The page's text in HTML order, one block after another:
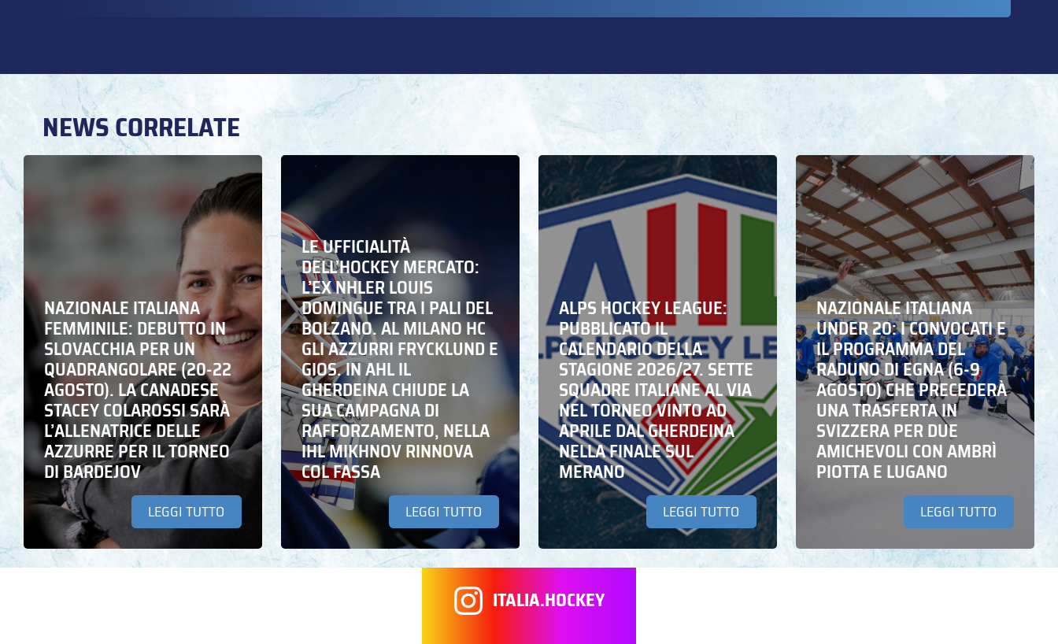
NEWS CORRELATE
NAZIONALE ITALIANA
FEMMINILE: DEBUTTO IN
SLOVACCHIA PER UN
QUADRANGOLARE (20-22
AGOSTO). LA CANADESE
STACEY COLAROSSI SARÀ
L’ALLENATRICE DELLE
AZZURRE PER IL TORNEO
DI BARDEJOV
LEGGI TUTTO
LE UFFICIALITÀ
DELL’HOCKEY MERCATO:
L’EX NHLER LOUIS
DOMINGUE TRA I PALI DEL
BOLZANO. AL MILANO HC
GLI AZZURRI FRYCKLUND E
GIOS. IN AHL IL
GHERDEINA CHIUDE LA
SUA CAMPAGNA DI
RAFFORZAMENTO, NELLA
IHL MIKHNOV RINNOVA
COL FASSA
LEGGI TUTTO
ALPS HOCKEY LEAGUE:
PUBBLICATO IL
CALENDARIO DELLA
STAGIONE 2026/27. SETTE
SQUADRE ITALIANE AL VIA
NEL TORNEO VINTO AD
APRILE DAL GHERDEINA
NELLA FINALE SUL
MERANO
LEGGI TUTTO
NAZIONALE ITALIANA
UNDER 20: I CONVOCATI E
IL PROGRAMMA DEL
RADUNO DI EGNA (6-9
AGOSTO) CHE PRECEDERÀ
UNA TRASFERTA IN
SVIZZERA PER DUE
AMICHEVOLI CON AMBRÌ
PIOTTA E LUGANO
LEGGI TUTTO
ITALIA.HOCKEY